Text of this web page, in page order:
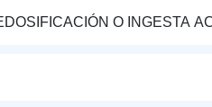
O INGESTA